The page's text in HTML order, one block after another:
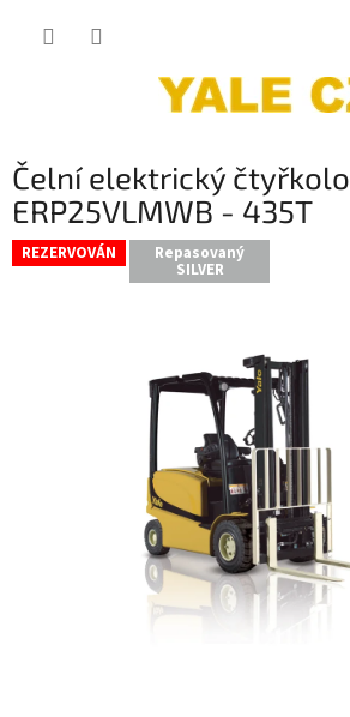
Čelní elektrický
ERP25VLMWB - 435T
REZERVOVÁN Repasovaný
SILVER